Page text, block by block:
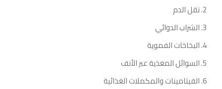
نقل الدم
الشراب الدوائي
البخاخات الفموية
السوائل المغذية عبر الأنف
الفيتامينات والمكملات الغذائية